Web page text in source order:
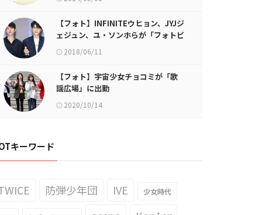
【フォト】INFINITEウヒョン、JYJジ
ェジュン、ユ・ソンホらが「フォトピ
ープル」制作発表会に登場
2018/06/11
【フォト】宇宙少女チョコミが「歌
謡広場」に出勤
2020/10/14
キーワード
防弾少年団 IVE 少女時代